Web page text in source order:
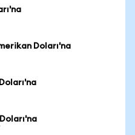
Doları'na